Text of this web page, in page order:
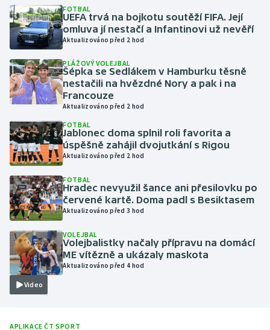
Judo
Krasobruslení
Lezení
Lyže a snowboard
Moderní pětiboj
Motorsport
Olympijské hry
Parasport
Plavání
Plážový volejbal
FOTBAL
UEFA trvá na bojkotu soutěží FIFA. Její
omluva jí nestačí a Infantinovi už nevěří
Aktualizováno před 2 hod
PLÁŽOVÝ VOLEJBAL
Šépka se Sedlákem v Hamburku těsně
nestačili na hvězdné Nory a pak i na
Francouze
Aktualizováno před 2 hod
FOTBAL
Jablonec doma splnil roli favorita a
úspěšně zahájil dvojutkání s Rigou
Aktualizováno před 2 hod
FOTBAL
Hradec nevyužil šance ani přesilovku po
červené kartě. Doma padl s Besiktasem
Aktualizováno před 3 hod
Video
VOLEJBAL
Volejbalistky načaly přípravu na domácí
ME vítězně a ukázaly maskota
Aktualizováno před 4 hod
APLIKACE ČT SPORT